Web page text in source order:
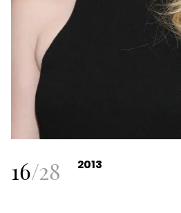
16/28 2013